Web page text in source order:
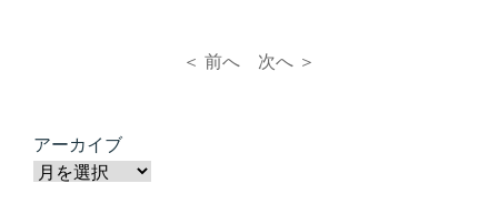
＜ 前へ 次へ ＞
アーカイブ